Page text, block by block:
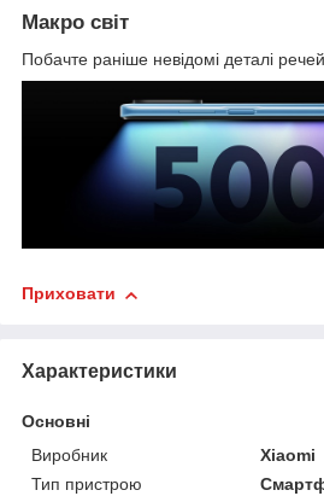
Макро світ
Побачте раніше невідомі деталі речей
Приховати
Характеристики
Основні
Виробник
Xiaomi
Тип пристрою